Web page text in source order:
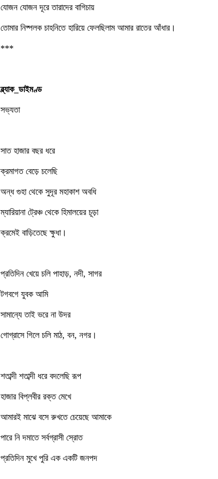
যোজন যোজন দূরে তারাদের বাগিচায়
তোমার নিষ্পলক চাহনিতে হারিয়ে ফেলছিলাম আমার রাতের আঁধার।
***
ব্ল্যাক_ডাইমণ্ড
সভ্যতা
সাত হাজার বছর ধরে
ক্রমাগত বেড়ে চলেছি
অন্ধ গুহা থেকে সুদূর মহাকাশ অবধি
ম্যারিয়ানা ট্রেঞ্চ থেকে হিমালয়ের চূড়া
ক্রমেই বাড়িতেছে ক্ষুধা।
প্রতিদিন খেয়ে চলি পাহাড়, নদী, সাগর
টগবগে যুবক আমি
সামান্যে তাই ভরে না উদর
গোগ্রাসে গিলে চলি মাঠ, বন, নগর।
শতাব্দী শতাব্দী ধরে বদলেছি রূপ
হাজার বিপ্লবীর রক্ত মেখে
আমারই মাঝে বসে রুখতে চেয়েছে আমাকে
পারে নি দমাতে সর্বগ্রাসী স্রোত
প্রতিদিন মুখে পুরি এক একটি জনপদ